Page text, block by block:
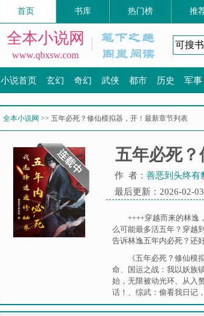
首页 书库 热门榜 推
全本小说网
www.qbxsw.com
小说首页 玄幻 奇幻 武侠 都市 历史 军事
全本小说网 >> 五年必死？修仙模拟器，开！最新章节列表
五年必死？
作 者： 善恶到头终有
最后更新：2026-02-
++++穿越而来的林逸
么可能最多活五年？穿越
告诉林逸五年内必死？还
《五年必死？修仙模
命、 国运之战：我以妖族
始，无限被动光环、 从入
话！ 、 综武：偷看我日记